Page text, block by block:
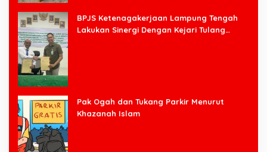
BPJS Ketenagakerjaan Lampung Tengah
Lakukan Sinergi Dengan Kejari Tulang
Pak Ogah dan Tukang Parkir Menurut
Khazanah Islam